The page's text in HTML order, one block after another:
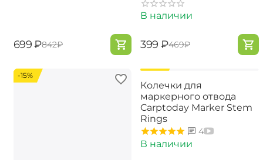
‍699‍ ₽‍842‍₽
В наличии
‍399‍ ₽‍469‍₽
-15%
Колечки для
маркерного отвода
Carptoday Marker Stem
Rings
4
В наличии